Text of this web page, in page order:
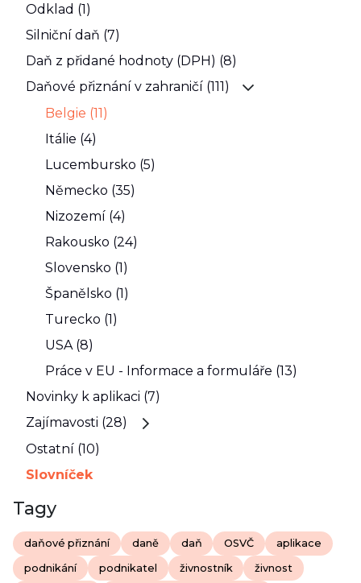
Odklad (1)
Silniční daň (7)
Daň z přidané hodnoty (DPH) (8)
Daňové přiznání v zahraničí (111)
Belgie (11)
Itálie (4)
Lucembursko (5)
Německo (35)
Nizozemí (4)
Rakousko (24)
Slovensko (1)
Španělsko (1)
Turecko (1)
USA (8)
Práce v EU - Informace a formuláře (13)
Novinky k aplikaci (7)
Zajímavosti (28)
Ostatní (10)
Slovníček
Tagy
daňové přiznání daně daň OSVČ aplikace
podnikání podnikatel živnostník živnost